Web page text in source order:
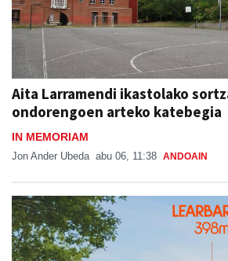
Aita Larramendi ikastolako
ondorengoen arteko katebegia
IN MEMORIAM
Jon Ander Ubeda abu 06, 11:38 ANDOAIN